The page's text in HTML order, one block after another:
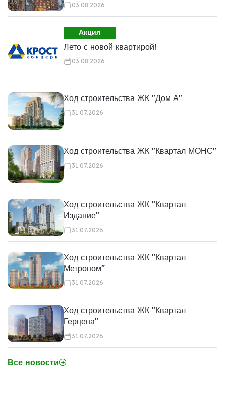
03.08.2026
Акция
Лето с новой квартирой!
03.08.2026
Ход строительства ЖК "Дом А"
31.07.2026
Ход строительства ЖК "Квартал МОНС"
31.07.2026
Ход строительства ЖК "Квартал
Издание"
31.07.2026
Ход строительства ЖК "Квартал
Метроном"
31.07.2026
Ход строительства ЖК "Квартал
Герцена"
31.07.2026
Все новости